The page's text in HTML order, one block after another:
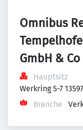
Omnibus
GmbH & Co
Hauptsitz
Werkring 5-7
Branche